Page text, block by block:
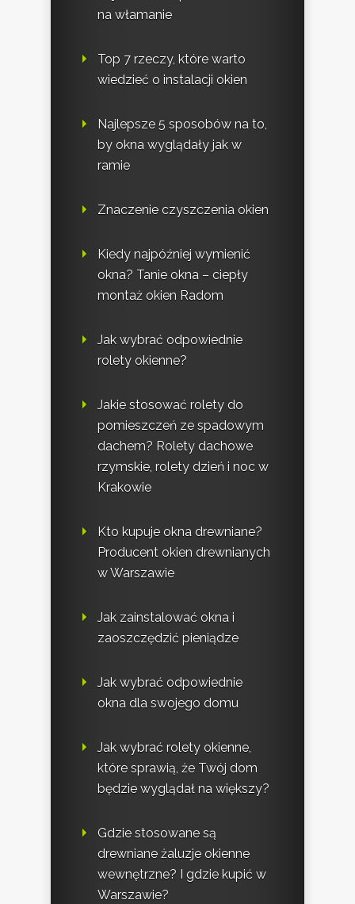
na włamanie
Top 7 rzeczy, które warto
wiedzieć o instalacji okien
Najlepsze 5 sposobów na to,
by okna wyglądały jak w
ramie
Znaczenie czyszczenia okien
Kiedy najpóźniej wymienić
okna? Tanie okna – ciepły
montaż okien Radom
Jak wybrać odpowiednie
rolety okienne?
Jakie stosować rolety do
pomieszczeń ze spadowym
dachem? Rolety dachowe
rzymskie, rolety dzień i noc w
Krakowie
Kto kupuje okna drewniane?
Producent okien drewnianych
w Warszawie
Jak zainstalować okna i
zaoszczędzić pieniądze
Jak wybrać odpowiednie
okna dla swojego domu
Jak wybrać rolety okienne,
które sprawią, że Twój dom
będzie wyglądał na większy?
Gdzie stosowane są
drewniane żaluzje okienne
wewnętrzne? I gdzie kupić w
Warszawie?